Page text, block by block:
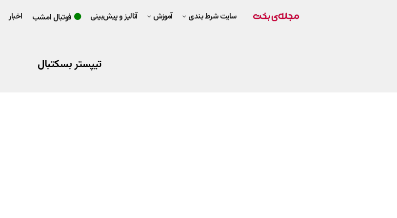
سایت شرط بندی آموزش آنالیز و پیش‌بینی فوتبال امشب اخبار
تیپستر بسکتبال